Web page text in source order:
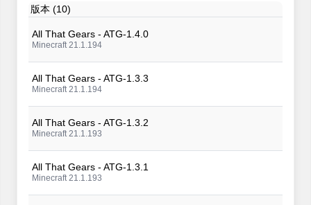
版本 (10)
All That Gears - ATG-1.4.0
Minecraft 21.1.194
All That Gears - ATG-1.3.3
Minecraft 21.1.194
All That Gears - ATG-1.3.2
Minecraft 21.1.193
All That Gears - ATG-1.3.1
Minecraft 21.1.193